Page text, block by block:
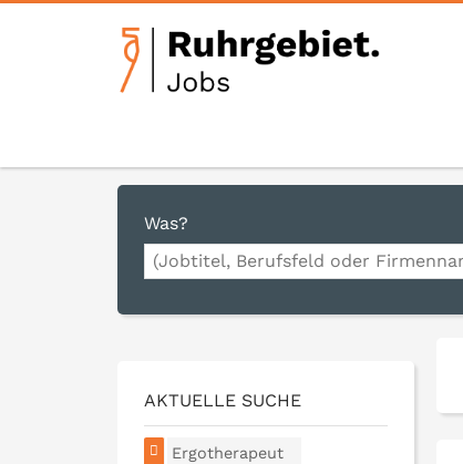
Was?
AKTUELLE SUCHE
Ergotherapeut